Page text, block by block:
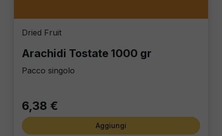
Dried Fruit
Arachidi Tostate 1000 gr
Pacco singolo
6,38 €
Aggiungi